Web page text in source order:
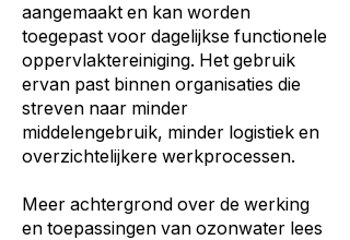
aangemaakt en kan worden
toegepast voor dagelijkse functionele
oppervlaktereiniging. Het gebruik
ervan past binnen organisaties die
streven naar minder
middelengebruik, minder logistiek en
overzichtelijkere werkprocessen.
Meer achtergrond over de werking
en toepassingen van ozonwater lees